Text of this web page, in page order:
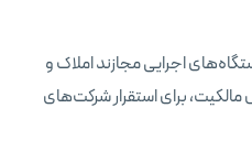
اجرایی مجازند املاک و
برای استقرار شرکت‌های